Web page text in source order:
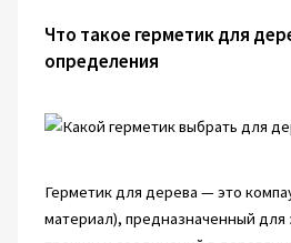
Что такое герметик для
определения
Герметик для дерева — это
материал), предназначенный для